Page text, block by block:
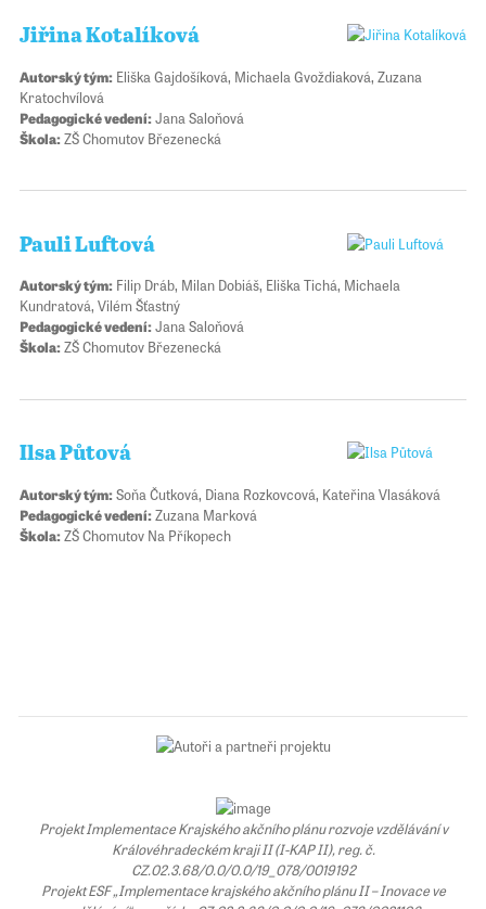
Jiřina Kotalíková
Autorský tým: Eliška Gajdošíková, Michaela Gvoždiaková, Zuzana
Kratochvílová
Pedagogické vedení:Jana Saloňová
Škola:ZŠ Chomutov Březenecká
Pauli Luftová
Autorský tým: Filip Dráb, Milan Dobiáš, Eliška Tichá, Michaela
Kundratová, Vilém Šťastný
Pedagogické vedení:Jana Saloňová
Škola:ZŠ Chomutov Březenecká
Ilsa Půtová
Autorský tým:Soňa Čutková, Diana Rozkovcová, Kateřina Vlasáková
Pedagogické vedení:Zuzana Marková
Škola:ZŠ Chomutov Na Příkopech
Projekt Implementace Krajského akčního plánu rozvoje vzdělávání v
Královéhradeckém kraji II (I-KAP II), reg. č.
CZ.02.3.68/0.0/0.0/19_078/0019192
Projekt ESF „Implementace krajského akčního plánu II – Inovace ve